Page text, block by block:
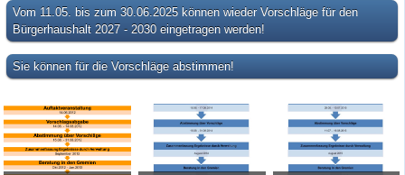
Vom 11.05. bis zum 30.06.2025 können wieder Vorschläge für den
Bürgerhaushalt 2027 - 2030 eingetragen werden!
Sie können für die Vorschläge abstimmen!